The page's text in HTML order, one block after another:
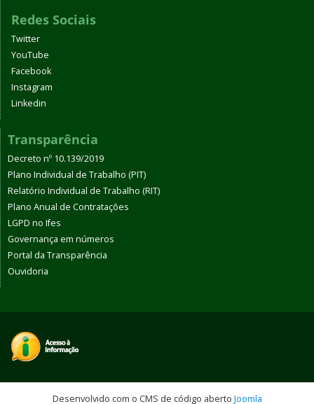
Redes Sociais
Twitter
YouTube
Facebook
Instagram
Linkedin
Transparência
Decreto nº 10.139/2019
Plano Individual de Trabalho (PIT)
Relatório Individual de Trabalho (RIT)
Plano Anual de Contratações
LGPD no Ifes
Governança em números
Portal da Transparência
Ouvidoria
Desenvolvido com o CMS de código aberto Joomla